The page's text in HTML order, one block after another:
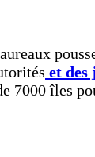
et des
7000 îles